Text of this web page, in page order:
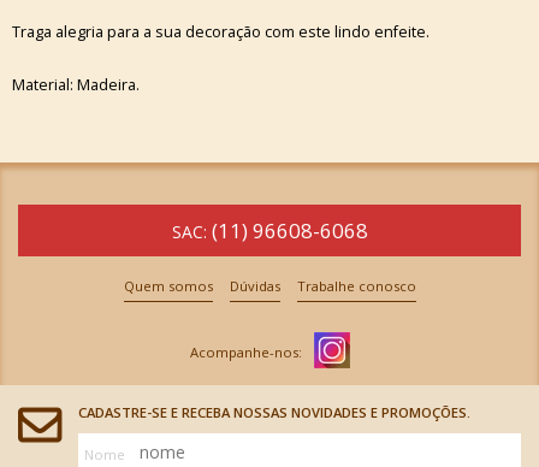
Traga alegria para a sua decoração com este lindo enfeite.
Material: Madeira.
SAC: (11) 96608-6068
Quem somos Dúvidas Trabalhe conosco
CADASTRE-SE E RECEBA NOSSAS NOVIDADES E PROMOÇÕES.
Nome